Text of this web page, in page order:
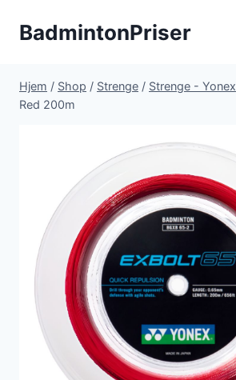
BadmintonPriser
Hjem / Shop / Strenge / Strenge - Yonex
Red 200m